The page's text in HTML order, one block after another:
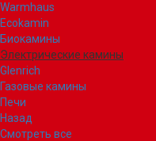
Warmhaus
Ecokamin
Биокамины
Электрические камины
Glenrich
Газовые камины
Печи
Назад
Смотреть все